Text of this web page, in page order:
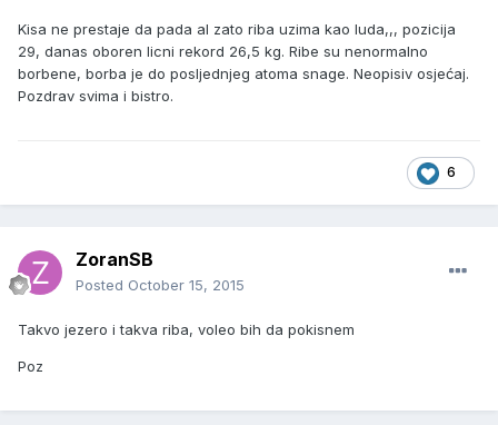
Kisa ne prestaje da pada al zato riba uzima kao luda,,, pozicija
29, danas oboren licni rekord 26,5 kg. Ribe su nenormalno
borbene, borba je do posljednjeg atoma snage. Neopisiv osjećaj.
Pozdrav svima i bistro.
6
ZoranSB
Posted October 15, 2015
Takvo jezero i takva riba, voleo bih da pokisnem
Poz